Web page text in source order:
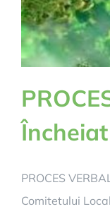
PROCES
Comitetului